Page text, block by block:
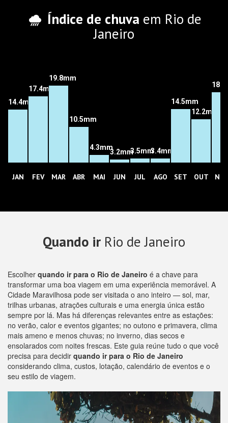
Índice de chuva em Rio de
Janeiro
14.4mm
JAN
17.4mm
FEV
19.8mm
MAR
10.5mm
ABR
4.3mm
MAI
3.2mm
JUN
3.5mm
JUL
3.4mm
AGO
14.5mm
SET
12.2mm
OUT NOV
Quando ir Rio de Janeiro
Escolher quando ir para o Rio de Janeiro é a chave para
transformar uma boa viagem em uma experiência memorável. A
Cidade Maravilhosa pode ser visitada o ano inteiro — sol, mar,
trilhas urbanas, atrações culturais e uma energia única estão
sempre por lá. Mas há diferenças relevantes entre as estações:
no verão, calor e eventos gigantes; no outono e primavera, clima
mais ameno e menos chuvas; no inverno, dias secos e
ensolarados com noites frescas. Este guia reúne tudo o que você
precisa para decidir quando ir para o Rio de Janeiro
considerando clima, custos, lotação, calendário de eventos e o
seu estilo de viagem.